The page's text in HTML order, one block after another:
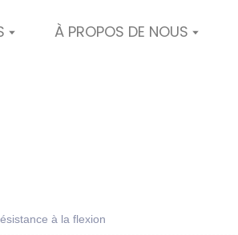
À PROPOS DE NOUS
à la flexion